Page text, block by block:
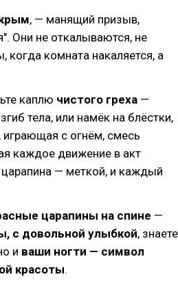
, — манящий призыв,
Они не откалываются, не
комната накаляется, а
каплю чистого греха —
тела, или намёк на блёстки,
с огнём, смесь
каждое движение в акт
царапина — меткой, и каждый
царапины на спине —
с довольной улыбкой,
и ваши ногти — символ
красоты.